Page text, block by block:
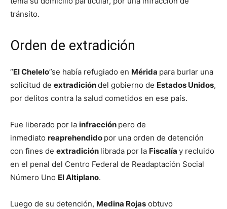
tránsito.
Orden de extradición
“El Chelelo”se había refugiado en Mérida para burlar una
solicitud de extradicióndel gobierno de Estados Unidos,
por delitos contra la salud cometidos en ese país.
Fue liberado por la infracción pero de
inmediato reaprehendido por una orden de detención
con fines de extradición librada por la Fiscalía y recluido
en el penal del Centro Federal de Readaptación Social
Número Uno El Altiplano.
Luego de su detención, Medina Rojas obtuvo